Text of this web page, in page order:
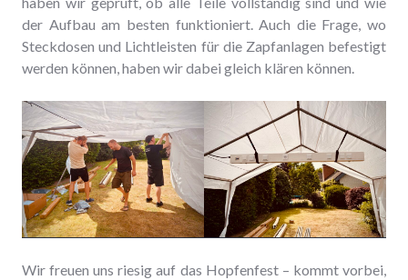
der Aufbau am besten funktioniert. Auch die Frage, wo
Steckdosen und Lichtleisten für die Zapfanlagen befestigt
werden können, haben wir dabei gleich klären können.
Wir freuen uns riesig auf das Hopfenfest – kommt vorbei,